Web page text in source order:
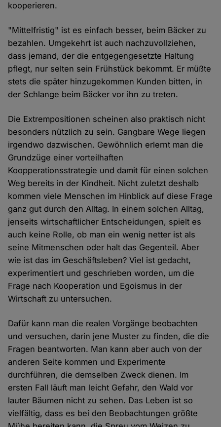
kooperieren.
"Mittelfristig" ist es einfach besser, beim Bäcker zu
bezahlen. Umgekehrt ist auch nachzuvollziehen,
dass jemand, der die entgegengesetzte Haltung
pflegt, nur selten sein Frühstück bekommt. Er müßte
stets die später hinzugekommen Kunden bitten, in
der Schlange beim Bäcker vor ihn zu treten.
Die Extrempositionen scheinen also praktisch nicht
besonders nützlich zu sein. Gangbare Wege liegen
irgendwo dazwischen. Gewöhnlich erlernt man die
Grundzüge einer vorteilhaften
Koopperationsstrategie und damit für einen solchen
Weg bereits in der Kindheit. Nicht zuletzt deshalb
kommen viele Menschen im Hinblick auf diese Frage
ganz gut durch den Alltag. In einem solchen Alltag,
jenseits wirtschaftlicher Entscheidungen, spielt es
auch keine Rolle, ob man ein wenig netter ist als
seine Mitmenschen oder halt das Gegenteil. Aber
wie ist das im Geschäftsleben? Viel ist gedacht,
experimentiert und geschrieben worden, um die
Frage nach Kooperation und Egoismus in der
Wirtschaft zu untersuchen.
Dafür kann man die realen Vorgänge beobachten
und versuchen, darin jene Muster zu finden, die die
Fragen beantworten. Man kann aber auch von der
anderen Seite kommen und Experimente
durchführen, die demselben Zweck dienen. Im
ersten Fall läuft man leicht Gefahr, den Wald vor
lauter Bäumen nicht zu sehen. Das Leben ist so
vielfältig, dass es bei den Beobachtungen größte